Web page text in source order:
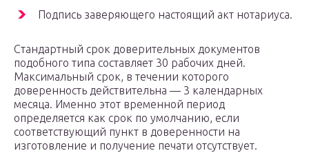
Подпись заверяющего настоящий акт нотариуса.
Стандартный срок доверительных документов
подобного типа составляет 30 рабочих дней.
Максимальный срок, в течении которого
доверенность действительна — 3 календарных
месяца. Именно этот временной период
определяется как срок по умолчанию, если
соответствующий пункт в доверенности на
изготовление и получение печати отсутствует.